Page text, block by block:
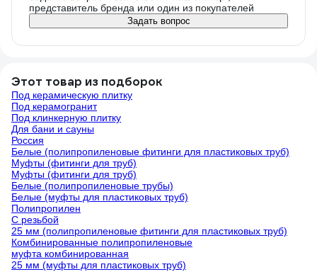
представитель бренда или один из покупателей
Задать вопрос
Этот товар из подборок
Под керамическую плитку
Под керамогранит
Под клинкерную плитку
Для бани и сауны
Россия
Белые (полипропиленовые фитинги для пластиковых труб)
Муфты (фитинги для труб)
Муфты (фитинги для труб)
Белые (полипропиленовые трубы)
Белые (муфты для пластиковых труб)
Полипропилен
С резьбой
25 мм (полипропиленовые фитинги для пластиковых труб)
Комбинированные полипропиленовые
муфта комбинированная
25 мм (муфты для пластиковых труб)